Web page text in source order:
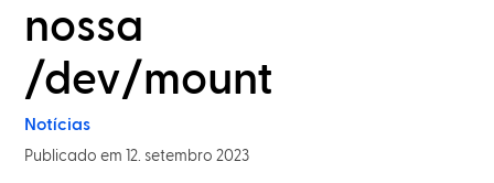
nossa
/dev/mount
Notícias
Publicado em 12. setembro 2023